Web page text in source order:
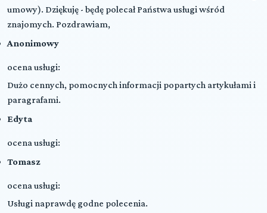
umowy). Dziękuję - będę polecał Państwa usługi wśród
znajomych. Pozdrawiam,
Anonimowy
ocena usługi:
Dużo cennych, pomocnych informacji popartych artykułami i
paragrafami.
Edyta
ocena usługi:
Tomasz
ocena usługi:
Usługi naprawdę godne polecenia.